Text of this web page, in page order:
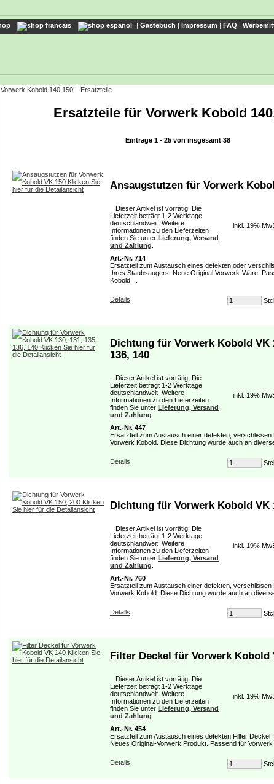
| Gästebuch | Impressum | FAQ |
Vorwerk Kobold 140,150| Ersatzteile
Ersatzteile für Vorwerk Kobold
Einträge 1 - 25 von insgesamt 38
Ansaugstutzen für Vorwerk
Dieser Artikel ist vorrätig. Die
Lieferzeit beträgt 1-2 Werktage
deutschlandweit. Weitere
Informationen zu den Lieferzeiten
finden Sie unter Lieferung, Versand
und Zahlung
inkl. 19%
Art.-Nr. 714
Ersatzteil zum Austausch eines defekten oder
Ihres Staubsaugers. Neue Original Vorwerk-Ware!
Kobold ...
Details
Dichtung für Vorwerk Kobold VK
136, 140
Dieser Artikel ist vorrätig. Die
Lieferzeit beträgt 1-2 Werktage
deutschlandweit. Weitere
Informationen zu den Lieferzeiten
finden Sie unter Lieferung, Versand
und Zahlung
inkl. 19%
Art.-Nr. 447
Ersatzteil zum Austausch einer defekten, verschlissen
Vorwerk Kobold. Diese Dichtung wurde auch an
Details
Dichtung für Vorwerk Kobold VK
Dieser Artikel ist vorrätig. Die
Lieferzeit beträgt 1-2 Werktage
deutschlandweit. Weitere
Informationen zu den Lieferzeiten
finden Sie unter Lieferung, Versand
und Zahlung
inkl. 19%
Art.-Nr. 760
Ersatzteil zum Austausch einer defekten, verschlissen
Vorwerk Kobold. Diese Dichtung wurde auch an
Details
Filter Deckel für Vorwerk Kobold
Dieser Artikel ist vorrätig. Die
Lieferzeit beträgt 1-2 Werktage
deutschlandweit. Weitere
Informationen zu den Lieferzeiten
finden Sie unter Lieferung, Versand
und Zahlung
inkl. 19%
Art.-Nr. 454
Ersatzteil zum Austausch eines defekten Filter Deckel
Neues Original-Vorwerk Produkt. Passend für Vorwerk
Details